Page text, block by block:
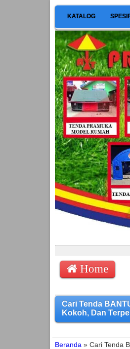
KATALOG
Home
Cari Tenda
Kokoh, Dan
Beranda » Cari Tenda